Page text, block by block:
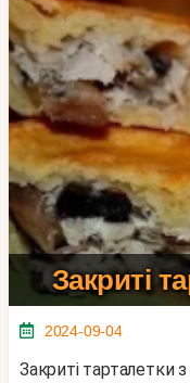
Закриті
2024-09-04
Закриті тарталетки з куркою відмінно підійдуть як для